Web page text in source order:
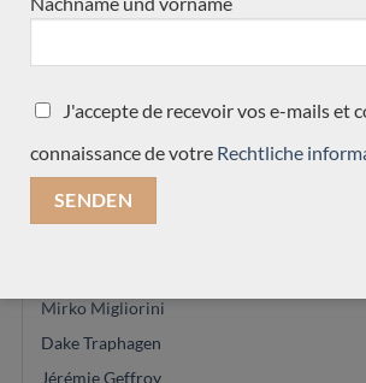
Jeroen Hilhorst
Manuel Contreras
Reza Safavian
Mirko Migliorini
Dake Traphagen
Jérémie Geffroy
J'accepte de recevoir vos e-mails et
connaissance de votre Rechtliche